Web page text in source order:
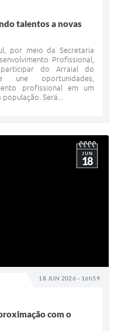
talentos a novas
por meio da Secretaria
Profissional,
do Arraial do
oportunidades,
profissional em um
Será...
18 JUN 2026 - 16h59
JUN
18
com o